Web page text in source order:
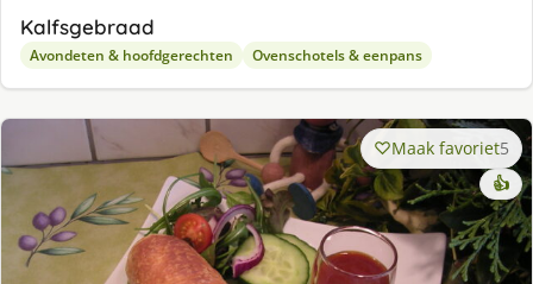
Kalfsgebraad
Avondeten & hoofdgerechten Ovenschotels & eenpans
Maak favoriet5
👍